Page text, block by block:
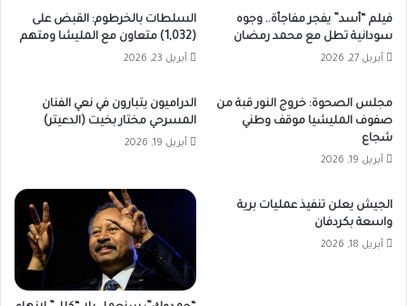
فيلم “أسد” يفجر مفاجأة.. وجوه
سودانية تطل مع محمد رمضان
أبريل 27, 2026
السلطات بالخرطوم: القبض على
(1,032) متعاون مع المليشا ومتهم
أبريل 23, 2026
مجلس الصحوة: خروج النور قبة من
صفوف المليشيا موقف وطني
شجاع
أبريل 19, 2026
الدراميون يتبارون في نعي الفنان
المسرحي مختار بخيت (الدعيتر)
أبريل 19, 2026
الجيش يعلن تنفيذ عمليات برية
واسعة بكردفان
أبريل 18, 2026